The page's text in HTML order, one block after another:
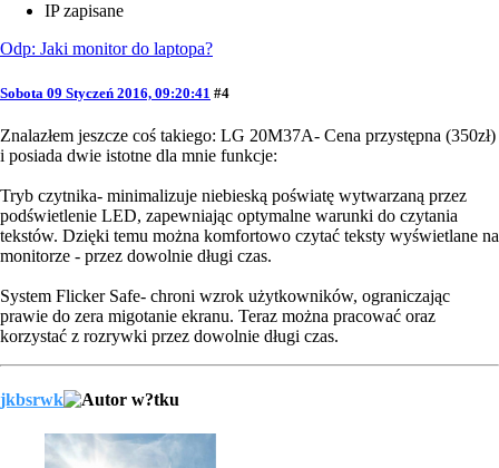
IP zapisane
Odp: Jaki monitor do laptopa?
Sobota 09 Styczeń 2016, 09:20:41 #4
Znalazłem jeszcze coś takiego: LG 20M37A- Cena przystępna (350zł)
i posiada dwie istotne dla mnie funkcje:
Tryb czytnika- minimalizuje niebieską poświatę wytwarzaną przez
podświetlenie LED, zapewniając optymalne warunki do czytania
tekstów. Dzięki temu można komfortowo czytać teksty wyświetlane na
monitorze - przez dowolnie długi czas.
System Flicker Safe- chroni wzrok użytkowników, ograniczając
prawie do zera migotanie ekranu. Teraz można pracować oraz
korzystać z rozrywki przez dowolnie długi czas.
jkbsrwk